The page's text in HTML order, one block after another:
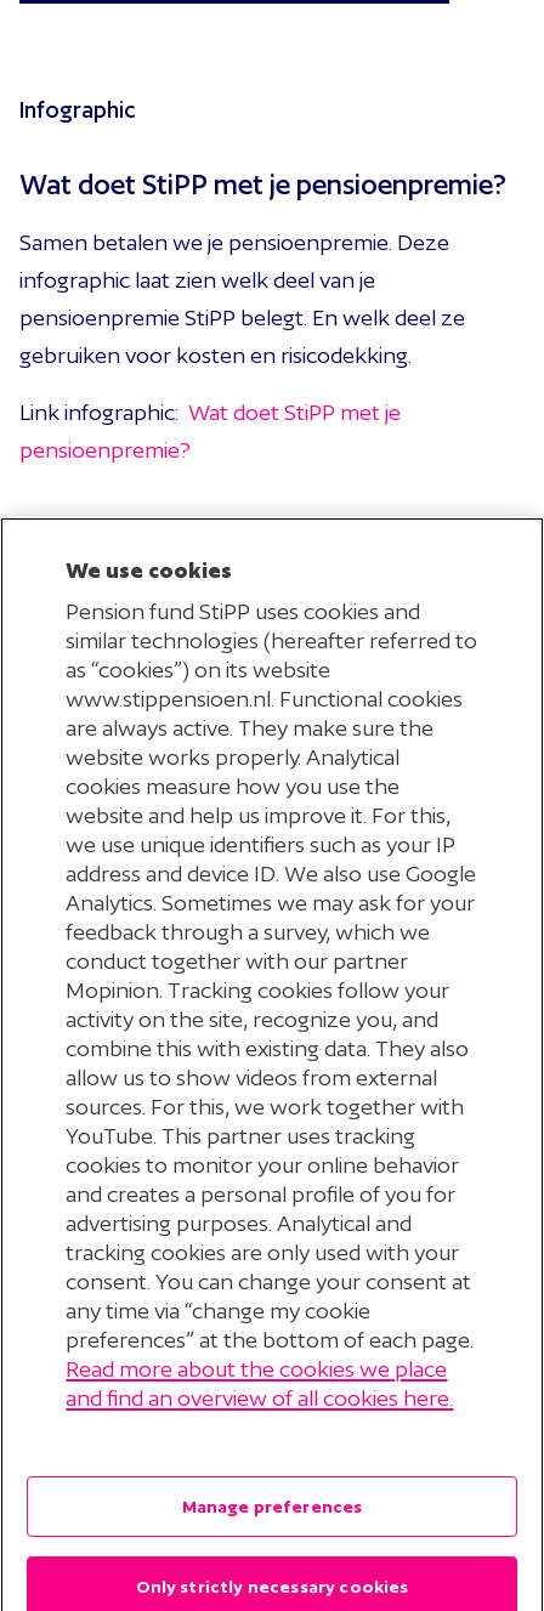
Infographic
Wat doet StiPP met je pensioenpremie?
Samen betalen we je pensioenpremie. Deze
infographic laat zien welk deel van je
pensioenpremie StiPP belegt. En welk deel ze
gebruiken voor kosten en risicodekking.
Link infographic: Wat doet StiPP met je
pensioenpremie?
© 2026 Stichting Pensioenfonds voor
Disclaimer
Privacyverklaring
Cookieverklaring
We use cookies
Pension fund StiPP uses cookies and
similar technologies (hereafter referred to
as “cookies”) on its website
www.stippensioen.nl. Functional cookies
are always active. They make sure the
website works properly. Analytical
cookies measure how you use the
website and help us improve it. For this,
we use unique identifiers such as your IP
address and device ID. We also use Google
Analytics. Sometimes we may ask for your
feedback through a survey, which we
conduct together with our partner
Mopinion. Tracking cookies follow your
activity on the site, recognize you, and
combine this with existing data. They also
allow us to show videos from external
sources. For this, we work together with
YouTube. This partner uses tracking
cookies to monitor your online behavior
and creates a personal profile of you for
advertising purposes. Analytical and
tracking cookies are only used with your
consent. You can change your consent at
any time via “change my cookie
preferences” at the bottom of each page.
Read more about the cookies we place
and find an overview of all cookies here.
Manage preferences
Only strictly necessary cookies